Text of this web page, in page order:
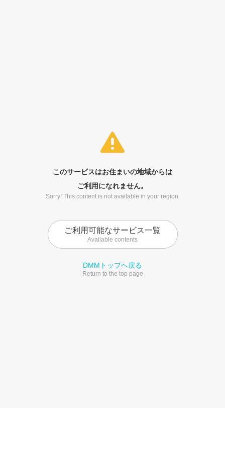
このサービスはお住まいの地域からは
ご利用になれません。
Sorry! This content is not available in your region.
ご利用可能なサービス一覧
Available contents
DMMトップへ戻る
Return to the top page